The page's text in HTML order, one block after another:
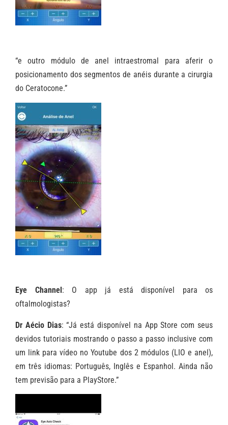
“e outro módulo de anel intraestromal para aferir o
posicionamento dos segmentos de anéis durante a cirurgia
do Ceratocone.”
Eye Channel : O app já está disponível para os
oftalmologistas?
Dr Aécio Dias: “Já está disponível na App Store com seus
devidos tutoriais mostrando o passo a passo inclusive com
um link para vídeo no Youtube dos 2 módulos (LIO e anel),
em três idiomas: Português, Inglês e Espanhol. Ainda não
tem previsão para a PlayStore.”